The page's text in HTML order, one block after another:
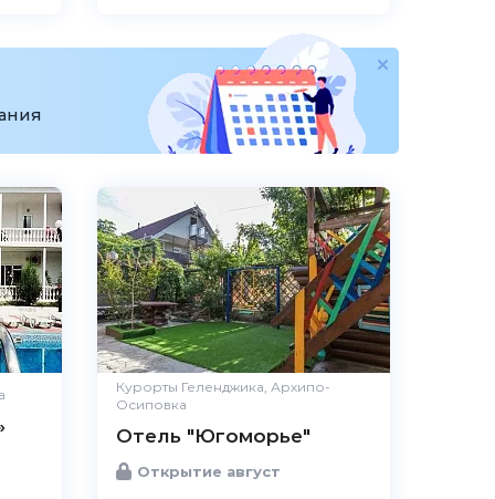
Курорты Геленджика, Архипо-
Осиповка
Отель "Югоморье"
Открытие август